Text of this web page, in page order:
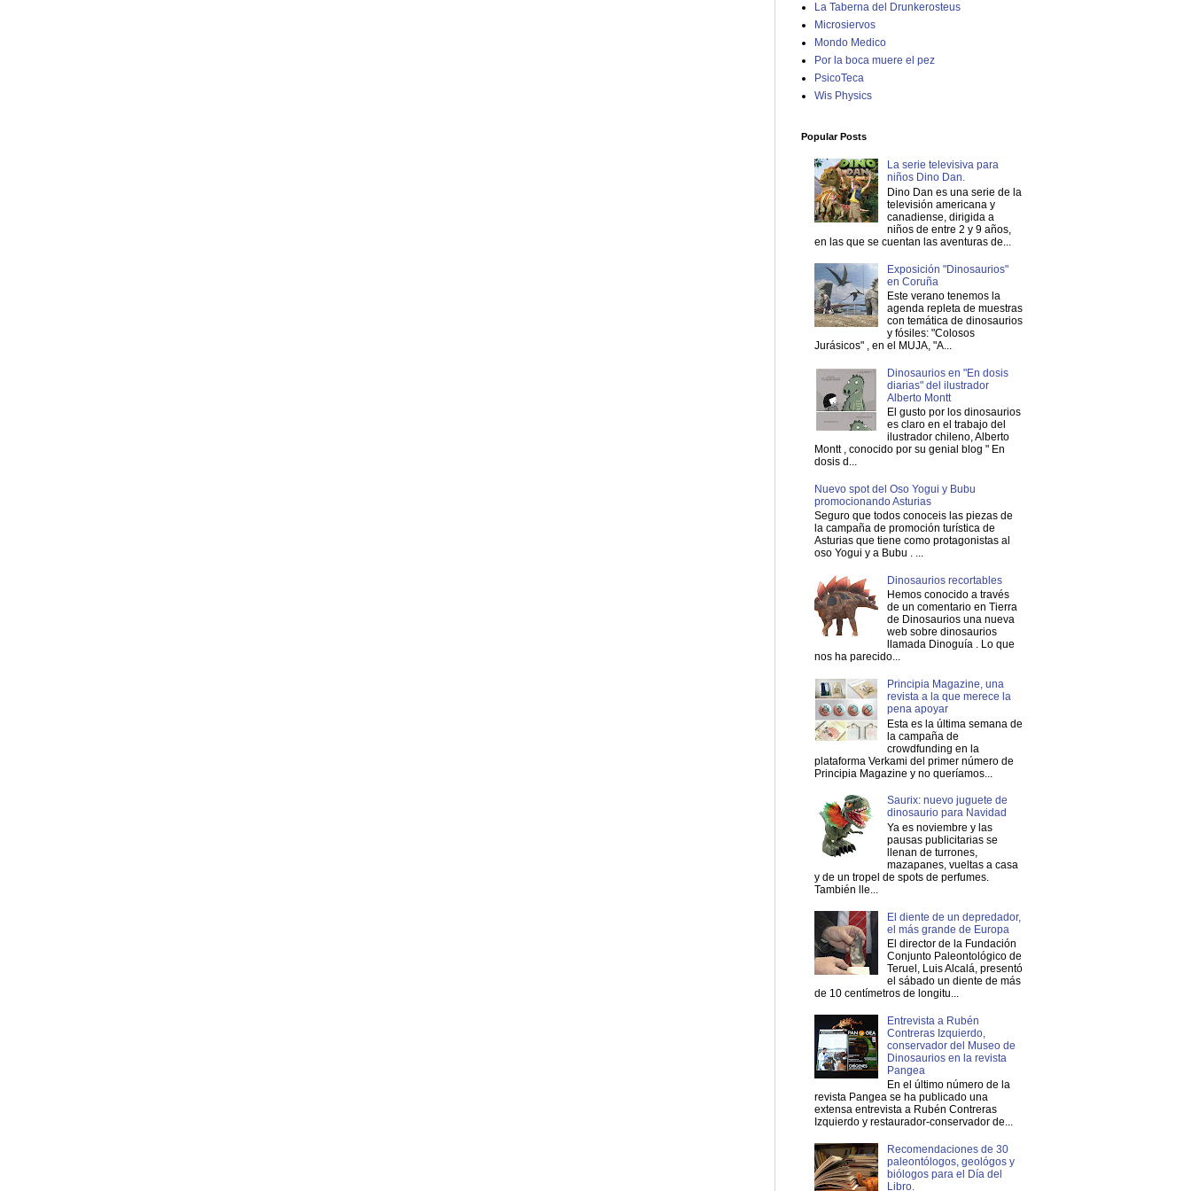
La Taberna del Drunkerosteus
Microsiervos
Mondo Medico
Por la boca muere el pez
PsicoTeca
Wis Physics
Popular Posts
La serie televisiva para
niños Dino Dan.
Dino Dan es una serie de la
televisión americana y
canadiense, dirigida a
niños de entre 2 y 9 años,
en las que se cuentan las aventuras de...
Exposición "Dinosaurios"
en Coruña
Este verano tenemos la
agenda repleta de muestras
con temática de dinosaurios
y fósiles: "Colosos
Jurásicos" , en el MUJA, "A...
Dinosaurios en "En dosis
diarias" del ilustrador
Alberto Montt
El gusto por los dinosaurios
es claro en el trabajo del
ilustrador chileno, Alberto
Montt , conocido por su genial blog " En
dosis d...
Nuevo spot del Oso Yogui y Bubu
promocionando Asturias
Seguro que todos conoceis las piezas de
la campaña de promoción turística de
Asturias que tiene como protagonistas al
oso Yogui y a Bubu . ...
Dinosaurios recortables
Hemos conocido a través
de un comentario en Tierra
de Dinosaurios una nueva
web sobre dinosaurios
llamada Dinoguía . Lo que
nos ha parecido...
Principia Magazine, una
revista a la que merece la
pena apoyar
Esta es la última semana de
la campaña de
crowdfunding en la
plataforma Verkami del primer número de
Principia Magazine y no queríamos...
Saurix: nuevo juguete de
dinosaurio para Navidad
Ya es noviembre y las
pausas publicitarias se
llenan de turrones,
mazapanes, vueltas a casa
y de un tropel de spots de perfumes.
También lle...
El diente de un depredador,
el más grande de Europa
El director de la Fundación
Conjunto Paleontológico de
Teruel, Luis Alcalá, presentó
el sábado un diente de más
de 10 centímetros de longitu...
Entrevista a Rubén
Contreras Izquierdo,
conservador del Museo de
Dinosaurios en la revista
Pangea
En el último número de la
revista Pangea se ha publicado una
extensa entrevista a Rubén Contreras
Izquierdo y restaurador-conservador de...
Recomendaciones de 30
paleontólogos, geológos y
biólogos para el Día del
Libro.